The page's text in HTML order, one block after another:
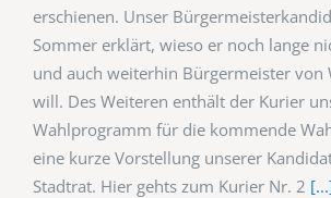
erschienen. Unser
Sommer erklärt, wieso er noch lange
und auch weiterhin Bürgermeister von
will. Des Weiteren enthält der Kurier
Wahlprogramm für die kommende
eine kurze Vorstellung unserer
Stadtrat. Hier gehts zum Kurier Nr. 2